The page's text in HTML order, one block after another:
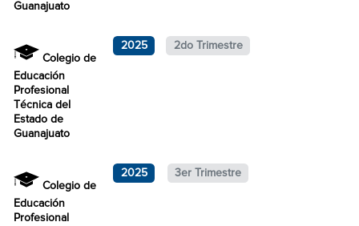
Guanajuato
Colegio de
Educación
Profesional
Técnica del
Estado de
Guanajuato
2025 2do Trimestre
Colegio de
Educación
Profesional
2025 3er Trimestre